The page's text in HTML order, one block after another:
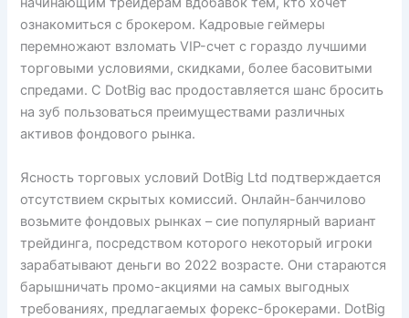
ознакомиться с брокером. Кадровые геймеры
перемножают взломать VIP-счет с гораздо лучшими
торговыми условиями, скидками, более басовитыми
спредами. С DotBig вас продоставляется шанс бросить
на зуб пользоваться преимуществами различных
активов фондового рынка.
Ясность торговых условий DotBig Ltd подтверждается
отсутствием скрытых комиссий. Онлайн-банчилово
возьмите фондовых рынках – сие популярный вариант
трейдинга, посредством которого некоторый игроки
зарабатывают деньги во 2022 возрасте. Они стараются
барышничать промо-акциями на самых выгодных
требованиях, предлагаемых форекс-брокерами. DotBig